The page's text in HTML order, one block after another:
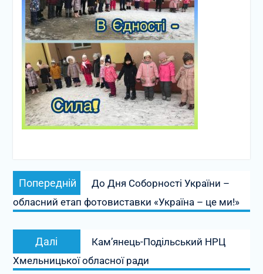
Навігація
записів
Попередній
запис:
До Дня Соборності України –
обласний етап фотовиставки «Україна – це ми!»
Далі
Наступний
запис:
Кам’янець-Подільський НРЦ
Хмельницької обласної ради